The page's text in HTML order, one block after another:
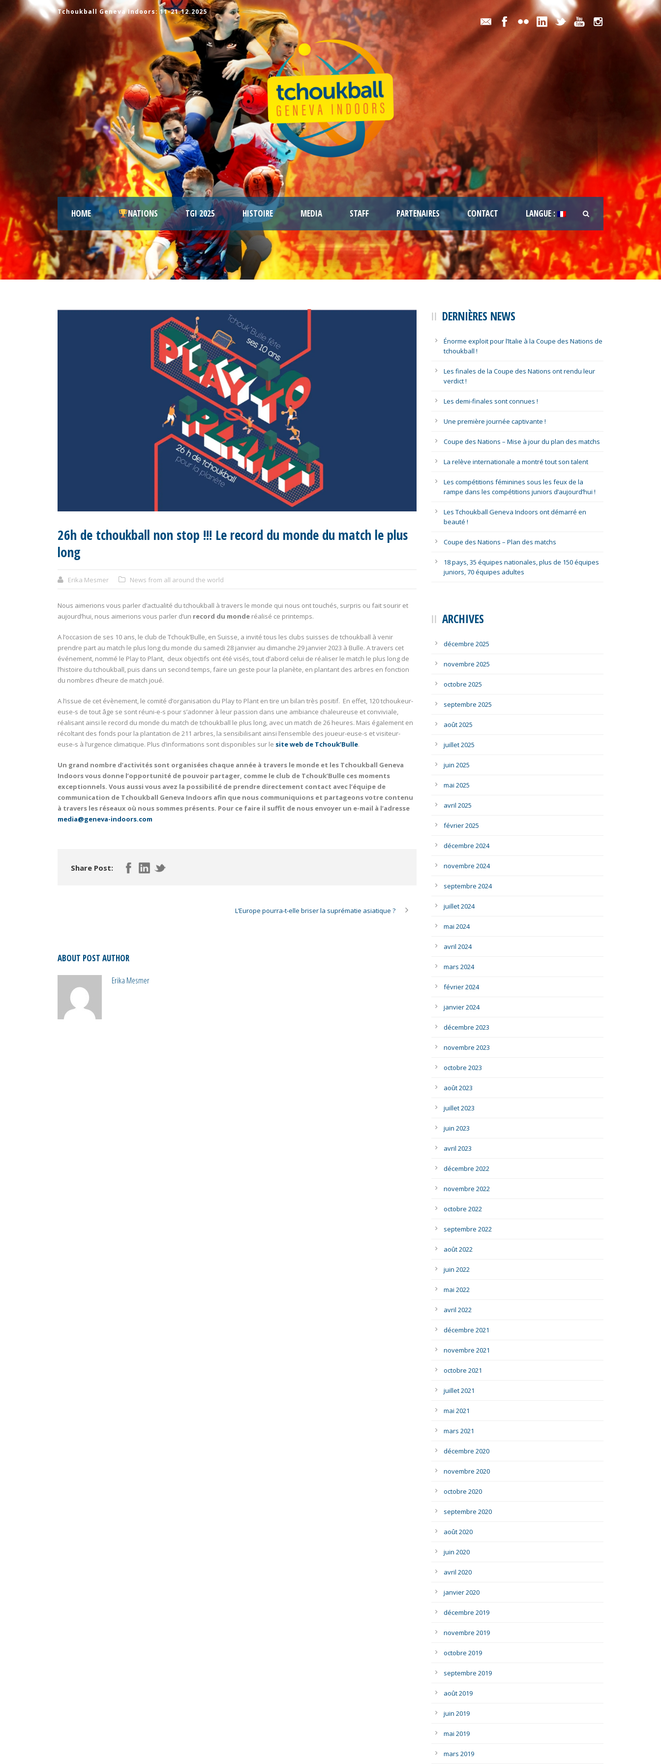
Tchoukball Geneva Indoors: 11-21.12.2025
HOME NATIONS TGI 2025 HISTOIRE MEDIA STAFF PARTENAIRES CONTACT LANGUE :
26h de tchoukball non stop !!! Le record du monde du match le plus
long
Erika Mesmer News from all around the world
Nous aimerions vous parler d’actualité du tchoukball à travers le monde qui nous ont touchés, surpris ou fait sourir et
aujourd’hui, nous aimerions vous parler d’un record du monde réalisé ce printemps.
A l’occasion de ses 10 ans, le club de Tchouk’Bulle, en Suisse, a invité tous les clubs suisses de tchoukball à venir
prendre part au match le plus long du monde du samedi 28 janvier au dimanche 29 janvier 2023 à Bulle. A travers cet
événement, nommé le Play to Plant, deux objectifs ont été visés, tout d’abord celui de réaliser le match le plus long de
l’histoire du tchoukball, puis dans un second temps, faire un geste pour la planète, en plantant des arbres en fonction
du nombres d’heure de match joué.
A l’issue de cet évènement, le comité d’organisation du Play to Plant en tire un bilan très positif. En effet, 120 tchoukeur-
euse-s de tout âge se sont réuni-e-s pour s’adonner à leur passion dans une ambiance chaleureuse et conviviale,
réalisant ainsi le record du monde du match de tchoukball le plus long, avec un match de 26 heures. Mais également en
récoltant des fonds pour la plantation de 211 arbres, la sensibilisant ainsi l’ensemble des joueur-euse-s et visiteur-
euse-s à l’urgence climatique. Plus d’informations sont disponibles sur le site web de Tchouk’Bulle.
Un grand nombre d’activités sont organisées chaque année à travers le monde et les Tchoukball Geneva
Indoors vous donne l’opportunité de pouvoir partager, comme le club de Tchouk’Bulle ces moments
exceptionnels. Vous aussi vous avez la possibilité de prendre directement contact avec l’équipe de
communication de Tchoukball Geneva Indoors afin que nous communiquions et partageons votre contenu
à travers les réseaux où nous sommes présents. Pour ce faire il suffit de nous envoyer un e-mail à l’adresse
media@geneva-indoors.com
Share Post:
L’Europe pourra-t-elle briser la suprématie asiatique ?
ABOUT POST AUTHOR
Erika Mesmer
DERNIÈRES NEWS
Énorme exploit pour l’Italie à la Coupe des Nations de
tchoukball !
Les finales de la Coupe des Nations ont rendu leur
verdict !
Les demi-finales sont connues !
Une première journée captivante !
Coupe des Nations – Mise à jour du plan des matchs
La relève internationale a montré tout son talent
Les compétitions féminines sous les feux de la
rampe dans les compétitions juniors d’aujourd’hui !
Les Tchoukball Geneva Indoors ont démarré en
beauté !
Coupe des Nations – Plan des matchs
18 pays, 35 équipes nationales, plus de 150 équipes
juniors, 70 équipes adultes
ARCHIVES
décembre 2025
novembre 2025
octobre 2025
septembre 2025
août 2025
juillet 2025
juin 2025
mai 2025
avril 2025
février 2025
décembre 2024
novembre 2024
septembre 2024
juillet 2024
mai 2024
avril 2024
mars 2024
février 2024
janvier 2024
décembre 2023
novembre 2023
octobre 2023
août 2023
juillet 2023
juin 2023
avril 2023
décembre 2022
novembre 2022
octobre 2022
septembre 2022
août 2022
juin 2022
mai 2022
avril 2022
décembre 2021
novembre 2021
octobre 2021
juillet 2021
mai 2021
mars 2021
décembre 2020
novembre 2020
octobre 2020
septembre 2020
août 2020
juin 2020
avril 2020
janvier 2020
décembre 2019
novembre 2019
octobre 2019
septembre 2019
août 2019
juin 2019
mai 2019
mars 2019